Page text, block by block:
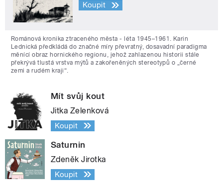
Koupit
Románová kronika ztraceného města - léta 1945–1961. Karin
Lednická předkládá do značné míry převratný, dosavadní paradigma
měnící obraz hornického regionu, jehož zahlazenou historii stále
překrývá tlustá vrstva mýtů a zakořeněných stereotypů o „černé
zemi a rudém kraji“.
Mít svůj kout
Jitka Zelenková
Koupit
Saturnin
Zdeněk Jirotka
Koupit